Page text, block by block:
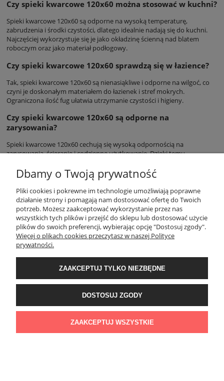
Czy spieki kwarcowe 120x60 można stosować w kuchni?
Spieki kwarcowe 120x60 są odporne na wysoką temperaturę,
zabrudzenia i środki czystości, dlatego idealnie nadają się do kuchni.
Najczęściej wykorzystuje się je jako okładzinę ścienną nad blatem
roboczym oraz jako materiał podłogowy.
Czy spieki kwarcowe 120x60 sprawdzą się w łazience?
Tak, spieki kwarcowe 120x60 są nienasiąkliwe i odporne na wilgoć, co
czyni je doskonałym materiałem do łazienek i stref mokrych.
Ograniczona ilość fug ułatwia utrzymanie czystości i higieny.
Czy spieki kwarcowe 120x60 są odporne na
zarysowania?
Spieki kwarcowe 120x60 cechują się wysoką odpornością na
zarysowania, ścieranie i codzienne użytkowanie. Dzięki temu
Czy montaż spieków kwarcowych 120x60 jest
skomplikowany?
Montaż spieków kwarcowych 120x60 jest prostszy niż w przypadku
bardzo dużych formatów, jednak nadal zaleca się wykonanie go przez
doświadczonych fachowców. Prawidłowy montaż gwarantuje trwałość i
estetykę powierzchni.
Od czego zależy cena spieków kwarcowych 120x60?
Cena spieków kwarcowych 120x60 zależy od wybranego wzoru, koloru,
względu na dobry stosunek ceny do efektu wizualnego.
Dbamy o Twoją prywatność
Pliki cookies i pokrewne im technologie umożliwiają poprawne
działanie strony i pomagają nam dostosować ofertę do Twoich
potrzeb. Możesz zaakceptować wykorzystanie przez nas
wszystkich tych plików i przejść do sklepu lub dostosować użycie
plików do swoich preferencji, wybierając opcję "Dostosuj zgody".
Więcej o plikach cookies przeczytasz w naszej Polityce
prywatności.
ZAAKCEPTUJ TYLKO NIEZBĘDNE
DOSTOSUJ ZGODY
ZAAKCEPTUJ WSZYSTKIE